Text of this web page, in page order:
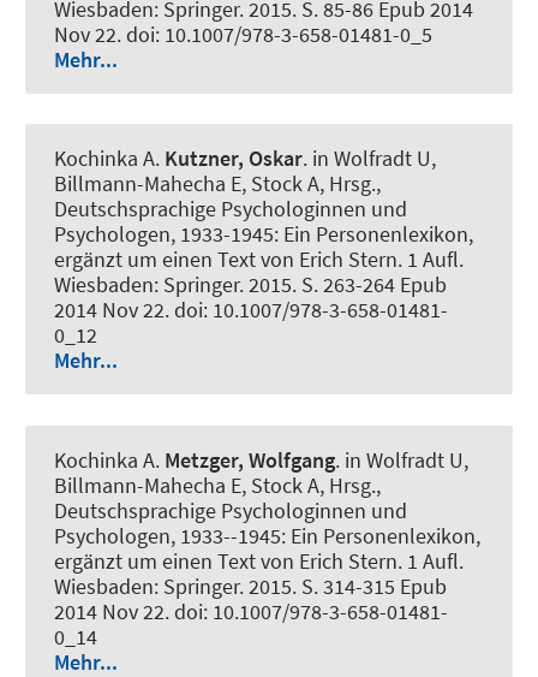
Wiesbaden: Springer. 2015. S. 85-86 Epub 2014
Nov 22. doi: 10.1007/978-3-658-01481-0_5
Mehr...
Kochinka A. Kutzner, Oskar. in Wolfradt U,
Billmann-Mahecha E, Stock A, Hrsg.,
Deutschsprachige Psychologinnen und
Psychologen, 1933-1945: Ein Personenlexikon,
ergänzt um einen Text von Erich Stern. 1 Aufl.
Wiesbaden: Springer. 2015. S. 263-264 Epub
2014 Nov 22. doi: 10.1007/978-3-658-01481-
0_12
Mehr...
Kochinka A. Metzger, Wolfgang. in Wolfradt U,
Billmann-Mahecha E, Stock A, Hrsg.,
Deutschsprachige Psychologinnen und
Psychologen, 1933--1945: Ein Personenlexikon,
ergänzt um einen Text von Erich Stern. 1 Aufl.
Wiesbaden: Springer. 2015. S. 314-315 Epub
2014 Nov 22. doi: 10.1007/978-3-658-01481-
0_14
Mehr...